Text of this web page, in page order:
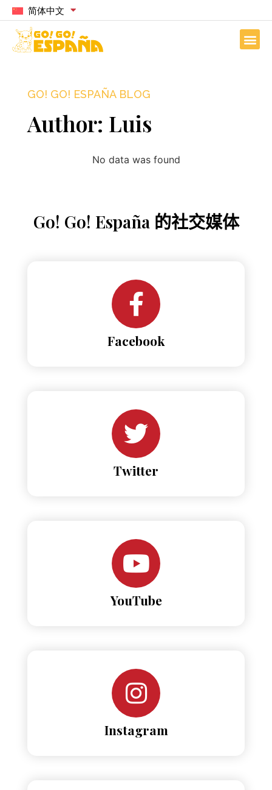
简体中文
GO! GO! ESPAÑA BLOG
Author: Luis
No data was found
Go! Go! España 的社交媒体
Facebook
Twitter
YouTube
Instagram